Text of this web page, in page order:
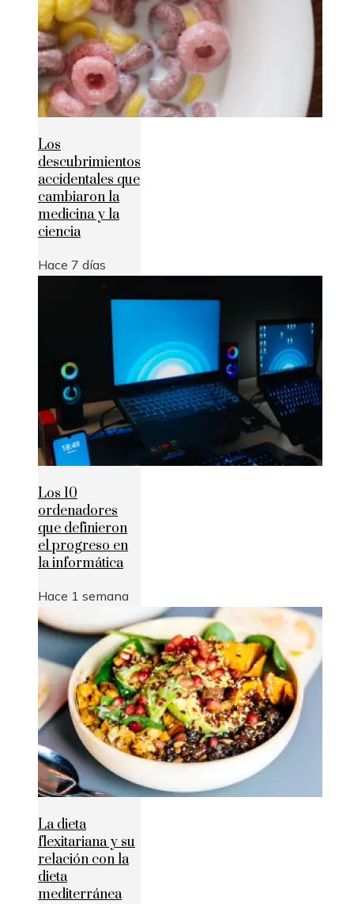
Los
descubrimientos
accidentales que
cambiaron la
medicina y la
ciencia
Hace 7 días
Los 10
ordenadores
que definieron
el progreso en
la informática
Hace 1 semana
La dieta
flexitariana y su
relación con la
dieta
mediterránea